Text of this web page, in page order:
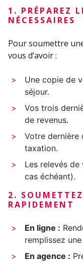
1. PRÉPAREZ
NÉCESSAIRES
Pour soumettre
vous d’avoir :
Une copie de
séjour.
Vos trois
de revenus.
Votre dernière
taxation.
Les relevés
cas échéant).
2.
RAPIDEMENT
En ligne :
remplissez
En agence :